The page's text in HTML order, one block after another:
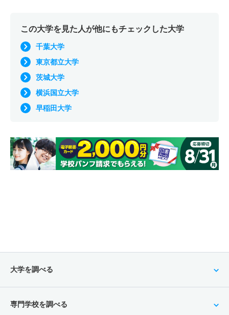
この大学を見た人が他にもチェックした大学
千葉大学
東京都立大学
茨城大学
横浜国立大学
早稲田大学
大学を調べる
専門学校を調べる